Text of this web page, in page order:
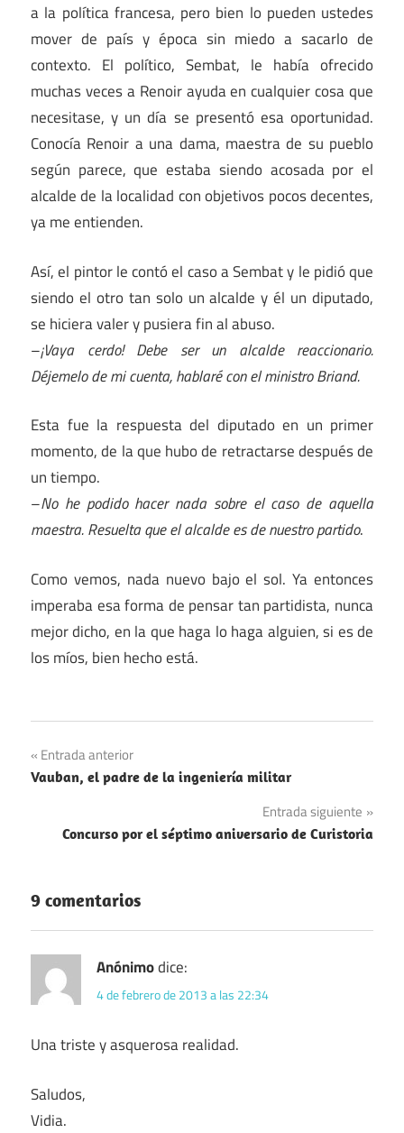
a la política francesa, pero bien lo pueden ustedes
mover de país y época sin miedo a sacarlo de
contexto. El político, Sembat, le había ofrecido
muchas veces a Renoir ayuda en cualquier cosa que
necesitase, y un día se presentó esa oportunidad.
Conocía Renoir a una dama, maestra de su pueblo
según parece, que estaba siendo acosada por el
alcalde de la localidad con objetivos pocos decentes,
ya me entienden.
Así, el pintor le contó el caso a Sembat y le pidió que
siendo el otro tan solo un alcalde y él un diputado,
se hiciera valer y pusiera fin al abuso.
–¡Vaya cerdo! Debe ser un alcalde reaccionario.
Déjemelo de mi cuenta, hablaré con el ministro Briand.
Esta fue la respuesta del diputado en un primer
momento, de la que hubo de retractarse después de
un tiempo.
–No he podido hacer nada sobre el caso de aquella
maestra. Resuelta que el alcalde es de nuestro partido.
Como vemos, nada nuevo bajo el sol. Ya entonces
imperaba esa forma de pensar tan partidista, nunca
mejor dicho, en la que haga lo haga alguien, si es de
los míos, bien hecho está.
Navegación
de
entradas
Entrada anterior
Vauban, el padre de la ingeniería militar
Entrada siguiente
Concurso por el séptimo aniversario de Curistoria
9 comentarios
Anónimodice:
4 de febrero de 2013 a las 22:34
Una triste y asquerosa realidad.
Saludos,
Vidia.